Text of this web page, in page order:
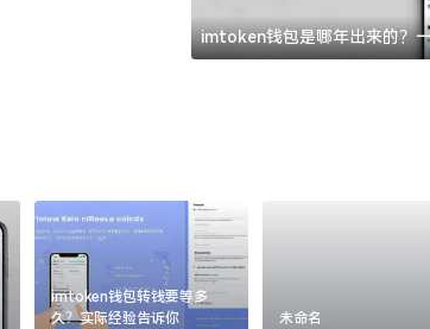
imtoken钱包是哪年出来的？
imtoken钱包转钱要等多
久？实际经验告诉你
未命名